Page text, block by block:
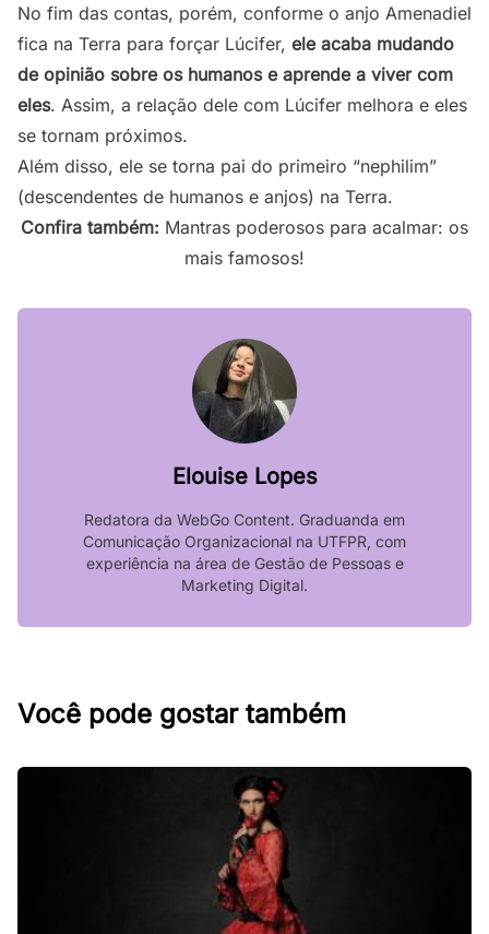
No fim das contas, porém, conforme o anjo Amenadiel
fica na Terra para forçar Lúcifer, ele acaba mudando
de opinião sobre os humanos e aprende a viver com
eles. Assim, a relação dele com Lúcifer melhora e eles
se tornam próximos.
Além disso, ele se torna pai do primeiro “nephilim”
(descendentes de humanos e anjos) na Terra.
Confira também: Mantras poderosos para acalmar: os
mais famosos!
Elouise Lopes
Redatora da WebGo Content. Graduanda em
Comunicação Organizacional na UTFPR, com
experiência na área de Gestão de Pessoas e
Marketing Digital.
Você pode gostar também